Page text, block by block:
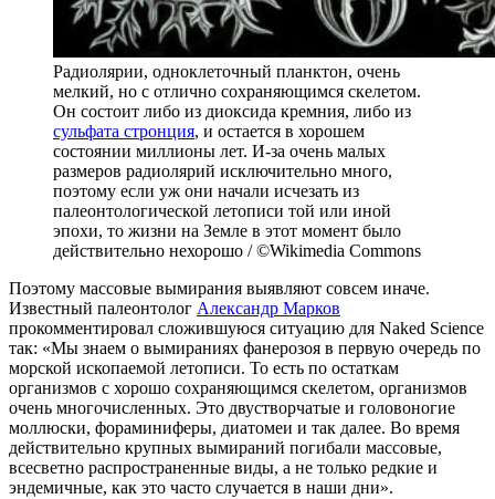
Радиолярии, одноклеточный планктон, очень
мелкий, но с отлично сохраняющимся скелетом.
Он состоит либо из диоксида кремния, либо из
сульфата стронция, и остается в хорошем
состоянии миллионы лет. И-за очень малых
размеров радиолярий исключительно много,
поэтому если уж они начали исчезать из
палеонтологической летописи той или иной
эпохи, то жизни на Земле в этот момент было
действительно нехорошо / ©Wikimedia Commons
Поэтому массовые вымирания выявляют совсем иначе.
Известный палеонтолог Александр Марков
прокомментировал сложившуюся ситуацию для Naked Science
так: «Мы знаем о вымираниях фанерозоя в первую очередь по
морской ископаемой летописи. То есть по остаткам
организмов с хорошо сохраняющимся скелетом, организмов
очень многочисленных. Это двустворчатые и головоногие
моллюски, фораминиферы, диатомеи и так далее. Во время
действительно крупных вымираний погибали массовые,
всесветно распространенные виды, а не только редкие и
эндемичные, как это часто случается в наши дни».